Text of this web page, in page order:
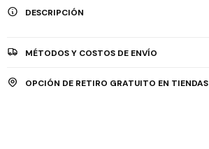
DESCRIPCIÓN
MÉTODOS Y COSTOS DE ENVÍO
OPCIÓN DE RETIRO GRATUITO EN TIENDAS